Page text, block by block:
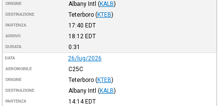
ORIGINE Albany Intl (KALB)
DESTINAZIONE Teterboro (KTEB)
PARTENZA 17:40 EDT
ARRIVO 18:12 EDT
DURATA 0:31
DATA 26/lug/2026
AEROMOBILE C25C
ORIGINE Teterboro (KTEB)
DESTINAZIONE Albany Intl (KALB)
PARTENZA 14:14 EDT